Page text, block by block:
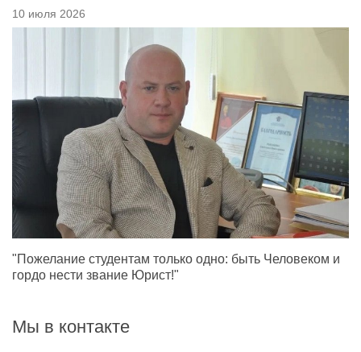
10 июля 2026
"Пожелание студентам только одно: быть Человеком и
гордо нести звание Юрист!"
Мы в контакте